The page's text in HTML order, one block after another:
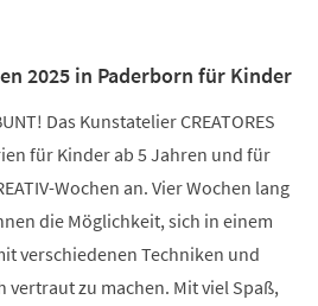
2025 in Paderborn für Kinder
Das Kunstatelier CREATORES
für Kinder ab 5 Jahren und für
Wochen an. Vier Wochen lang
die Möglichkeit, sich in einem
verschiedenen Techniken und
vertraut zu machen. Mit viel Spaß,